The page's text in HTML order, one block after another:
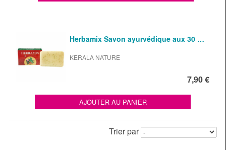
Herbamix Savon ayurvédique aux 30 …
KERALA NATURE
7,90 €
AJOUTER AU PANIER
Trier par